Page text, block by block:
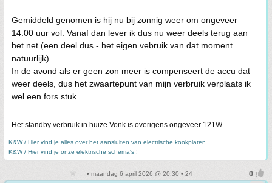
Gemiddeld genomen is hij nu bij zonnig weer om ongeveer
14:00 uur vol. Vanaf dan lever ik dus nu weer deels terug aan
het net (een deel dus - het eigen vebruik van dat moment
natuurlijk).
In de avond als er geen zon meer is compenseert de accu dat
weer deels, dus het zwaartepunt van mijn verbruik verplaats ik
wel een fors stuk.
Het standby verbruik in huize Vonk is overigens ongeveer 121W.
K&W / Hier vind je alles over het aansluiten van electrische kookplaten.
K&W / Hier vind je onze elektrische schema's !
• maandag 6 april 2026 @ 20:30 • 24